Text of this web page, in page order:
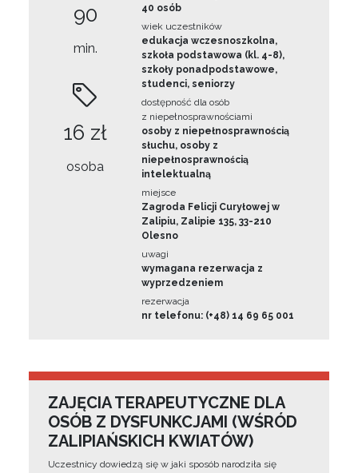
90
min.
16 zł
osoba
40 osób
wiek uczestników
edukacja wczesnoszkolna,
szkoła podstawowa (kl. 4-8),
szkoły ponadpodstawowe,
studenci, seniorzy
dostępność dla osób
z niepełnosprawnościami
osoby z niepełnosprawnością
słuchu, osoby z
niepełnosprawnością
intelektualną
miejsce
Zagroda Felicji Curyłowej w
Zalipiu, Zalipie 135, 33-210
Olesno
uwagi
wymagana rezerwacja z
wyprzedzeniem
rezerwacja
nr telefonu: (+48) 14 69 65 001
ZAJĘCIA TERAPEUTYCZNE DLA
OSÓB Z DYSFUNKCJAMI (WŚRÓD
ZALIPIAŃSKICH KWIATÓW)
Uczestnicy dowiedzą się w jaki sposób narodziła się